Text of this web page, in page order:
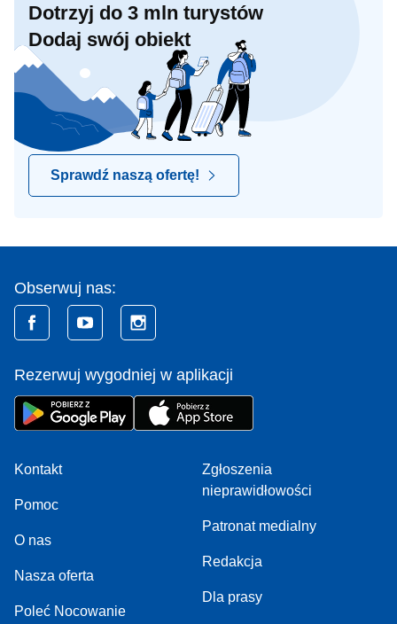
Dotrzyj do 3 mln turystów
Dodaj swój obiekt
Sprawdź naszą ofertę!
Obserwuj nas:
Rezerwuj wygodniej w aplikacji
Kontakt
Pomoc
O nas
Nasza oferta
Poleć Nocowanie
Zgłoszenia
nieprawidłowości
Patronat medialny
Redakcja
Dla prasy